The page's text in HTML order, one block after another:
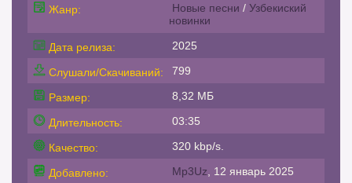
Жанр: Новые песни / Узбекиский
новинки
Дата релиза: 2025
Слушали/Скачиваний: 799
Размер: 8,32 МБ
Длительность: 03:35
Качество: 320 kbp/s.
Добавлено: Mp3Uz , 12 январь 2025